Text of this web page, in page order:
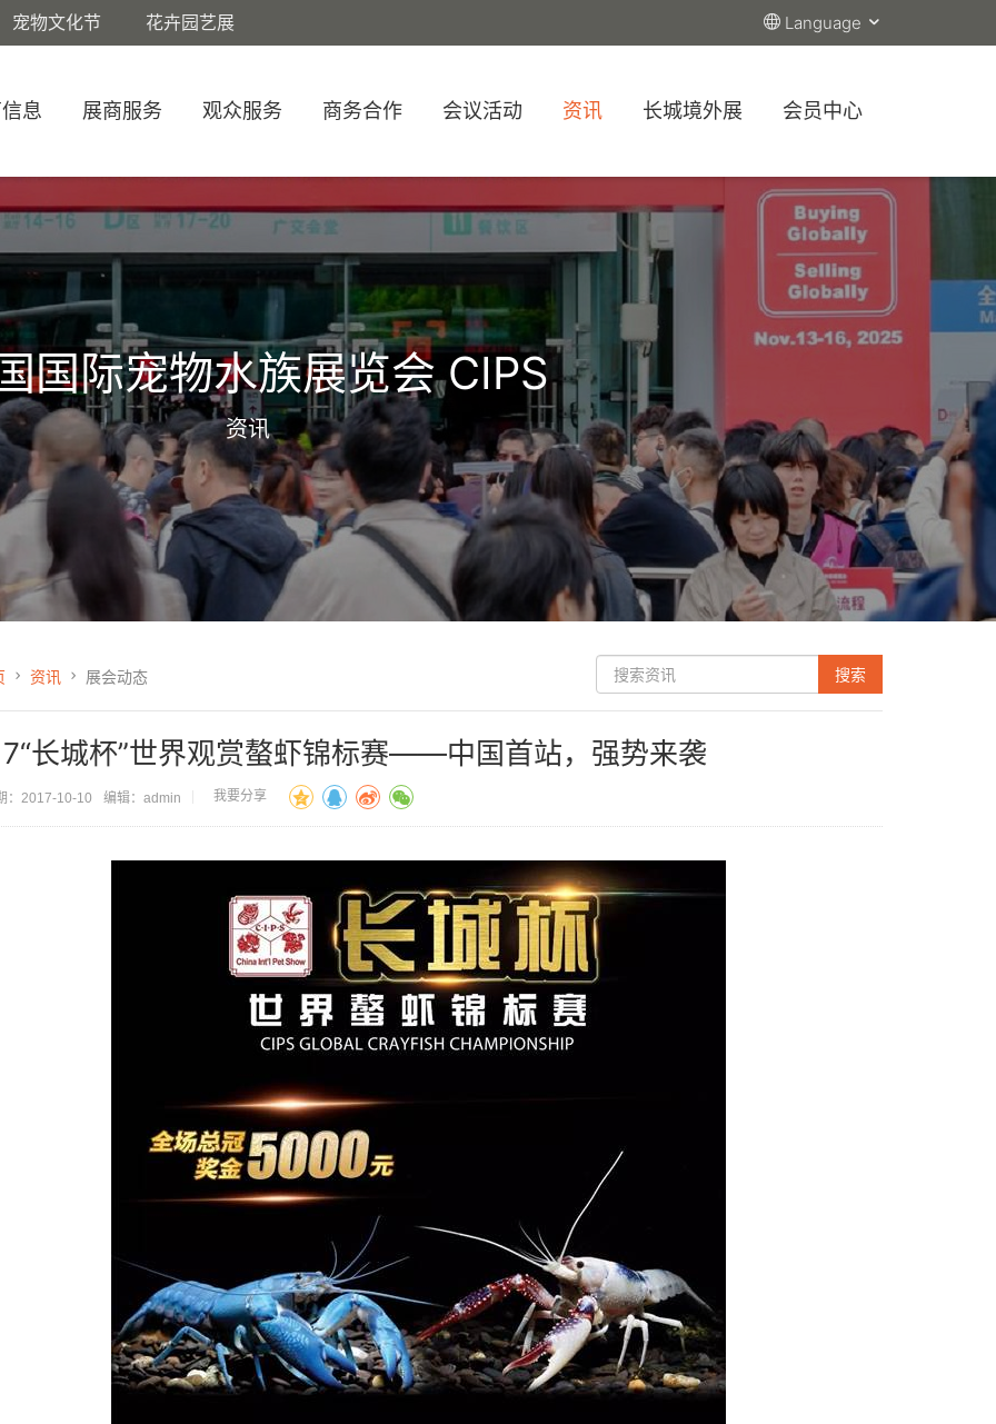
Language
宠物文化节 花卉园艺展
息 展商服务 观众服务 商务合作 会议活动 资讯 长城境外展 会员中心
国际宠物水族展览会 CIPS
资讯
资讯 展会动态
长城杯”世界观赏螯虾锦标赛——中国首站，强势来袭
：2017-10-10 编辑：admin 我要分享